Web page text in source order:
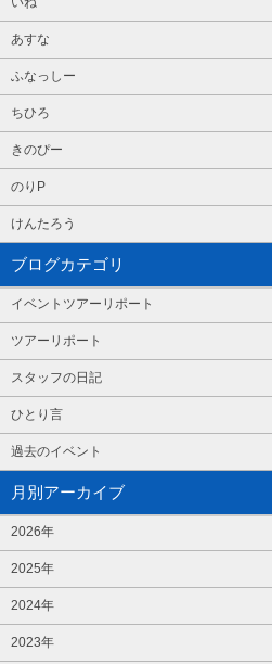
あすな
ふなっしー
ちひろ
きのぴー
のりP
けんたろう
ブログカテゴリ
イベントツアーリポート
ツアーリポート
スタッフの日記
ひとり言
過去のイベント
月別アーカイブ
2026年
2025年
2024年
2023年